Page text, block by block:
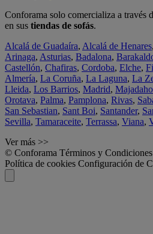
Conforama solo comercializa a través
en sus tiendas de sofás.
Alcalá de Guadaíra, Alcalá de Henares,
Arinaga, Asturias, Badalona,
Castellón, Chafiras, Cordoba, Elche,
Almería, La Coruña, La Laguna, La
Lleida, Los Barrios, Madrid,
Orotava, Palma, Pamplona, Rivas,
San Sebastian, Sant Boi, Santander,
Sevilla, Tamaraceite, Terrassa, Viana,
Ver más >>
© Conforama Términos y Condiciones
Política de cookies Configuración de